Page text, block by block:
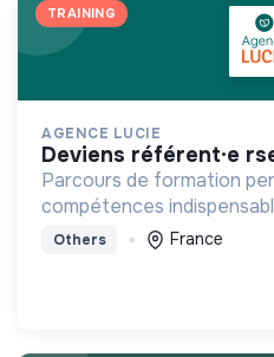
TRAINING
AGENCE LUCIE
deviens référent·e
Parcours de formation
compétences
stratégie RSE/RSO
Others France